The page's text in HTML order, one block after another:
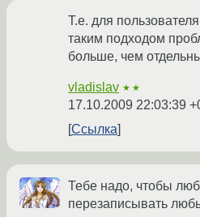
Т.е. для
таким подходом
больше, чем
vladislav ★★
17.10.2009 22:03:39
Ссылка
Тебе надо, чтобы
перезаписывать